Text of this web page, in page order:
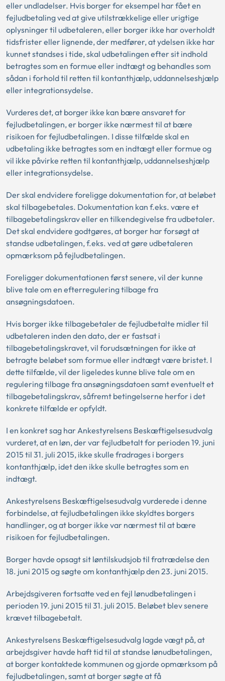
eller undladelser. Hvis borger for eksempel har fået en
fejludbetaling ved at give utilstrækkelige eller urigtige
oplysninger til udbetaleren, eller borger ikke har overholdt
tidsfrister eller lignende, der medfører, at ydelsen ikke har
kunnet standses i tide, skal udbetalingen efter sit indhold
betragtes som en formue eller indtægt og behandles som
sådan i forhold til retten til kontanthjælp, uddannelseshjælp
eller integrationsydelse.
Vurderes det, at borger ikke kan bære ansvaret for
fejludbetalingen, er borger ikke nærmest til at bære
risikoen for fejludbetalingen. I disse tilfælde skal en
udbetaling ikke betragtes som en indtægt eller formue og
vil ikke påvirke retten til kontanthjælp, uddannelseshjælp
eller integrationsydelse.
Der skal endvidere foreligge dokumentation for, at beløbet
skal tilbagebetales. Dokumentation kan f.eks. være et
tilbagebetalingskrav eller en tilkendegivelse fra udbetaler.
Det skal endvidere godtgøres, at borger har forsøgt at
standse udbetalingen, f.eks. ved at gøre udbetaleren
opmærksom på fejludbetalingen.
Foreligger dokumentationen først senere, vil der kunne
blive tale om en efterregulering tilbage fra
ansøgningsdatoen.
Hvis borger ikke tilbagebetaler de fejludbetalte midler til
udbetaleren inden den dato, der er fastsat i
tilbagebetalingskravet, vil forudsætningen for ikke at
betragte beløbet som formue eller indtægt være bristet. I
dette tilfælde, vil der ligeledes kunne blive tale om en
regulering tilbage fra ansøgningsdatoen samt eventuelt et
tilbagebetalingskrav, såfremt betingelserne herfor i det
konkrete tilfælde er opfyldt.
I en konkret sag har Ankestyrelsens Beskæftigelsesudvalg
vurderet, at en løn, der var fejludbetalt for perioden 19. juni
2015 til 31. juli 2015, ikke skulle fradrages i borgers
kontanthjælp, idet den ikke skulle betragtes som en
indtægt.
Ankestyrelsens Beskæftigelsesudvalg vurderede i denne
forbindelse, at fejludbetalingen ikke skyldtes borgers
handlinger, og at borger ikke var nærmest til at bære
risikoen for fejludbetalingen.
Borger havde opsagt sit løntilskudsjob til fratrædelse den
18. juni 2015 og søgte om kontanthjælp den 23. juni 2015.
Arbejdsgiveren fortsatte ved en fejl lønudbetalingen i
perioden 19. juni 2015 til 31. juli 2015. Beløbet blev senere
krævet tilbagebetalt.
Ankestyrelsens Beskæftigelsesudvalg lagde vægt på, at
arbejdsgiver havde haft tid til at standse lønudbetalingen,
at borger kontaktede kommunen og gjorde opmærksom på
fejludbetalingen, samt at borger søgte at få